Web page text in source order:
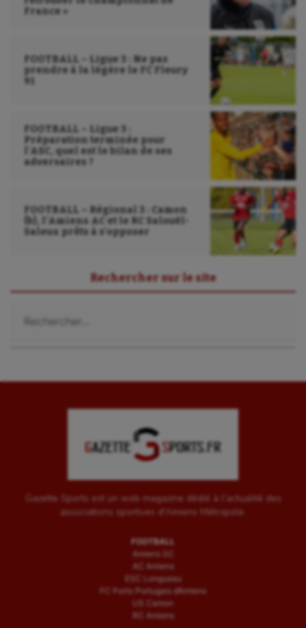
France »
FOOTBALL – Ligue 3 : Ne pas
prendre à la légère le FC Fleury
91
FOOTBALL – Ligue 3 :
Préparation terminée pour
l’ASC, quel est le bilan de ses
adversaires ?
FOOTBALL – Régional 3 : Camon
(b), l’Amiens AC et le RC Salouël-
Saleux prêts à s’opposer
Rechercher sur le site
Gazette Sports est un web magazine dédié à l'actualité des
associations sportives d'Amiens Métropole.
FOOTBALL
Amiens SC
AC Amiens
ESC Longueau
FC Porto Portugais d’Amiens
US Camon
RC Amiens